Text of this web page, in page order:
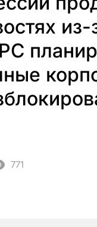
771